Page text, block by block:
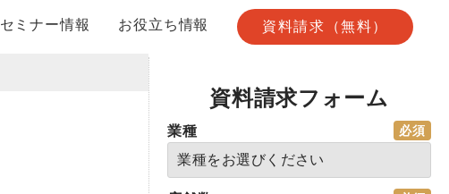
セミナー情報 お役立ち情報 資料請求（無料）
資料請求フォーム
業種